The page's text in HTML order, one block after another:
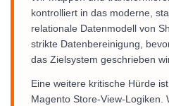
kontrolliert in das moderne,
relationale Datenmodell von
strikte Datenbereinigung,
das Zielsystem geschrieben
Eine weitere kritische Hürde
Magento Store-View-Logiken.